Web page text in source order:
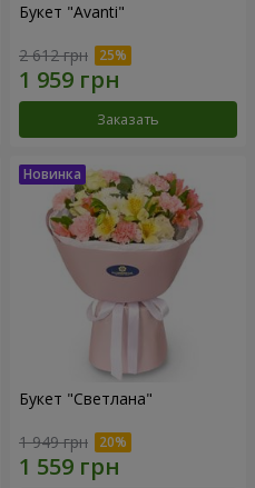
Букет "Avanti"
2 612 грн
Заказать
Букет "Светлана"
1 949 грн